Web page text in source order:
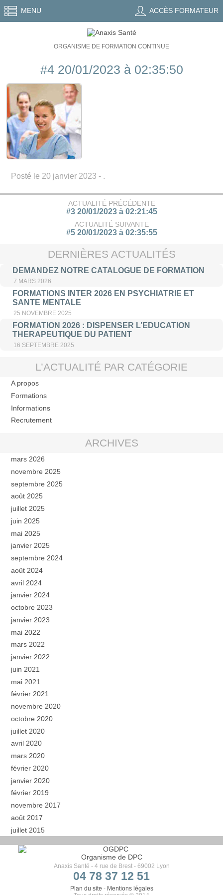
MENU ACCÈS FORMATEUR
ORGANISME DE FORMATION CONTINUE
#4 20/01/2023 à 02:35:50
Posté le 20 janvier 2023 - .
ACTUALITÉ PRÉCÉDENTE
#3 20/01/2023 à 02:21:45
ACTUALITÉ SUIVANTE
#5 20/01/2023 à 02:35:55
DERNIÈRES ACTUALITÉS
DEMANDEZ NOTRE CATALOGUE DE FORMATION
7 MARS 2026
FORMATIONS INTER 2026 EN PSYCHIATRIE ET
SANTE MENTALE
25 NOVEMBRE 2025
FORMATION 2026 : DISPENSER L’EDUCATION
THERAPEUTIQUE DU PATIENT
16 SEPTEMBRE 2025
L’ACTUALITÉ PAR CATÉGORIE
A propos
Formations
Informations
Recrutement
ARCHIVES
mars 2026
novembre 2025
septembre 2025
août 2025
juillet 2025
juin 2025
mai 2025
janvier 2025
septembre 2024
août 2024
avril 2024
janvier 2024
octobre 2023
janvier 2023
mai 2022
mars 2022
janvier 2022
juin 2021
mai 2021
février 2021
novembre 2020
octobre 2020
juillet 2020
avril 2020
mars 2020
février 2020
janvier 2020
février 2019
novembre 2017
août 2017
juillet 2015
Organisme de DPC
Anaxis Santé - 4 rue de Brest - 69002 Lyon
04 78 37 12 51
Plan du site - Mentions légales